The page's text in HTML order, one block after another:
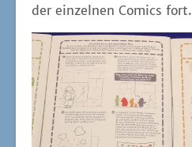
der ein­zel­nen Comics fort.